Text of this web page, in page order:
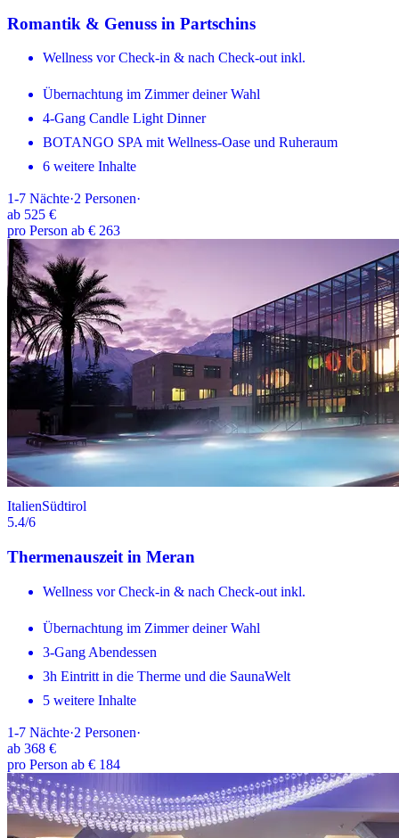
Romantik & Genuss in Partschins
Wellness vor Check-in & nach Check-out inkl.
Übernachtung im Zimmer deiner Wahl
4-Gang Candle Light Dinner
BOTANGO SPA mit Wellness-Oase und Ruheraum
6 weitere Inhalte
1-7 Nächte·2 Personen·
ab 525 €
pro Person ab € 263
ItalienSüdtirol
5.4/6
Thermenauszeit in Meran
Wellness vor Check-in & nach Check-out inkl.
Übernachtung im Zimmer deiner Wahl
3-Gang Abendessen
3h Eintritt in die Therme und die SaunaWelt
5 weitere Inhalte
1-7 Nächte·2 Personen·
ab 368 €
pro Person ab € 184